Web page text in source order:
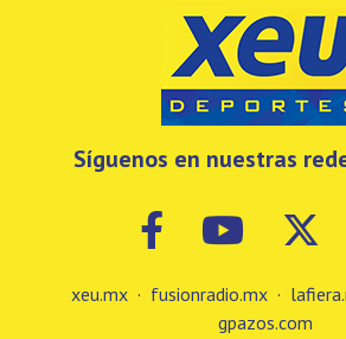
Síguenos en nuestras
xeu.mx · fusionradio.mx ·
gpazos.com